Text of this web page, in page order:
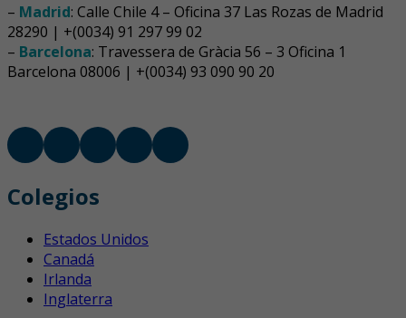
– Madrid: Calle Chile 4 – Oficina 37 Las Rozas de Madrid
28290 | +(0034) 91 297 99 02
– Barcelona: Travessera de Gràcia 56 – 3 Oficina 1
Barcelona 08006 | +(0034) 93 090 90 20
Colegios
Estados Unidos
Canadá
Irlanda
Inglaterra